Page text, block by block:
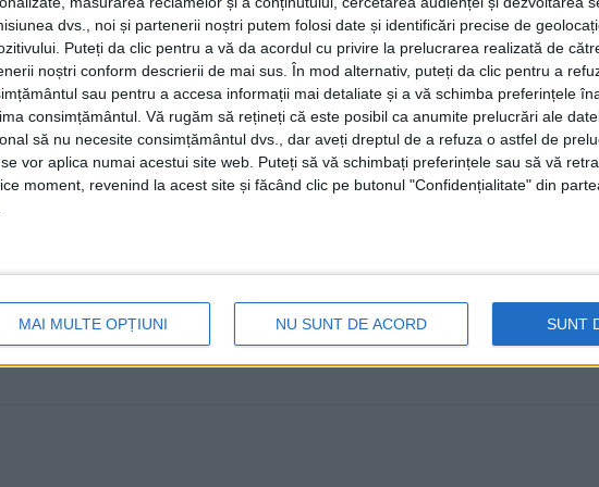
dvs., noi și partenerii noștri putem folosi date și identificări precise de
Puteți da clic pentru a vă da acordul cu privire la prelucrarea realizată de
noștri conform descrierii de mai sus. În mod alternativ, puteți da clic pentru a
sau pentru a accesa informații mai detaliate și a vă schimba preferințele
consimțământul. Vă rugăm să rețineți că este posibil ca anumite prelucrări ale
să nu necesite consimțământul dvs., dar aveți dreptul de a refuza o astfel de
vor aplica numai acestui site web. Puteți să vă schimbați preferințele sau să vă
moment, revenind la acest site și făcând clic pe butonul "Confidențialitate" din
MAI MULTE OPȚIUNI NU SUNT DE ACORD SUNT
din cauza celorlalte specialități
schimbarea obiceiurilor
durată
18 APRILIE, 2025
Tot mai mulți adulți care au nevoie să scape de
cîteva ...